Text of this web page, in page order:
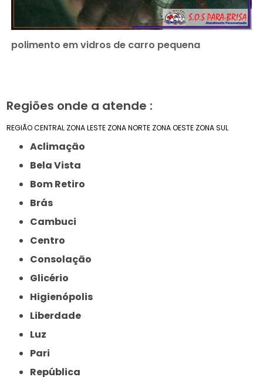
polimento em vidros de carro pequena
Regiões onde a atende :
REGIÃO CENTRAL ZONA LESTE ZONA NORTE ZONA OESTE ZONA SUL
Aclimação
Bela Vista
Bom Retiro
Brás
Cambuci
Centro
Consolação
Glicério
Higienópolis
Liberdade
Luz
Pari
República